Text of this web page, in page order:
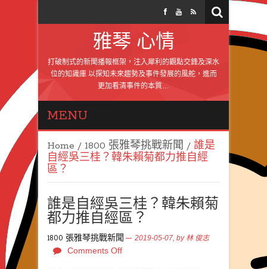
雅琴 心情
打破制式的新聞播報框架，注入犀利的觀點交鋒及深水
位的知識庫 以探知未來趨勢及事件發展的風舵，進而
更加看清事件的本質…
MENU
Home / 1800 張雅琴挑戰新聞 / 誰是
自經吳三桂？韓朱賴菊都力推自經
區？
誰是自經吳三桂？韓朱賴菊
都力推自經區？
1800 張雅琴挑戰新聞 2019-05-07, by 林 俊志
Comments Off